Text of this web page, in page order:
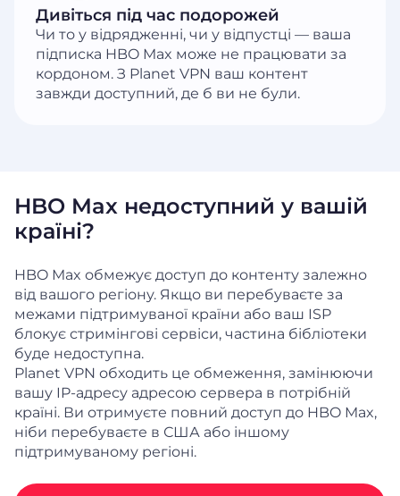
Дивіться під час подорожей
Чи то у відрядженні, чи у відпустці — ваша
підписка HBO Max може не працювати за
кордоном. З Planet VPN ваш контент
завжди доступний, де б ви не були.
HBO Max недоступний у вашій
країні?
HBO Max обмежує доступ до контенту залежно
від вашого регіону. Якщо ви перебуваєте за
межами підтримуваної країни або ваш ISP
блокує стримінгові сервіси, частина бібліотеки
буде недоступна.
Planet VPN обходить це обмеження, замінюючи
вашу IP-адресу адресою сервера в потрібній
країні. Ви отримуєте повний доступ до HBO Max,
ніби перебуваєте в США або іншому
підтримуваному регіоні.